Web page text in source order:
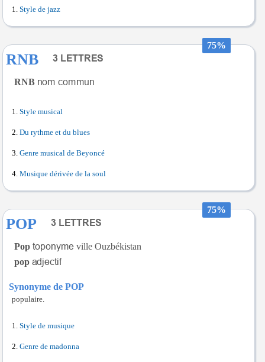
Style de jazz
75%
RNB
RNB
Style musical
Du rythme et du blues
Genre musical de Beyoncé
Musique dérivée de la soul
75%
POP
Pop
ville Ouzbékistan
pop
Synonyme de POP
populaire.
Style de musique
Genre de madonna